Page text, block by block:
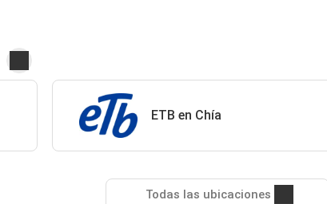
ETB en Chía
Todas las ubicaciones